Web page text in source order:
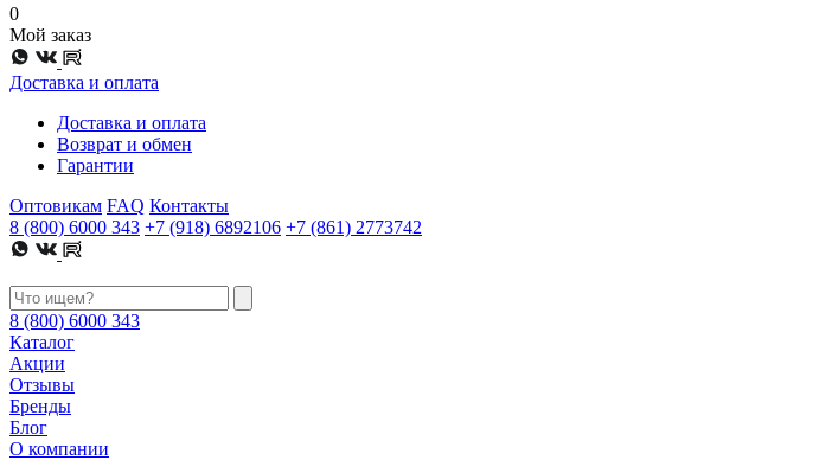
0
Мой заказ
Доставка и оплата
Доставка и оплата
Возврат и обмен
Гарантии
Оптовикам FAQ Контакты
8 (800) 6000 343 +7 (918) 6892106 +7 (861) 2773742
8 (800) 6000 343
Каталог
Акции
Отзывы
Бренды
Блог
О компании